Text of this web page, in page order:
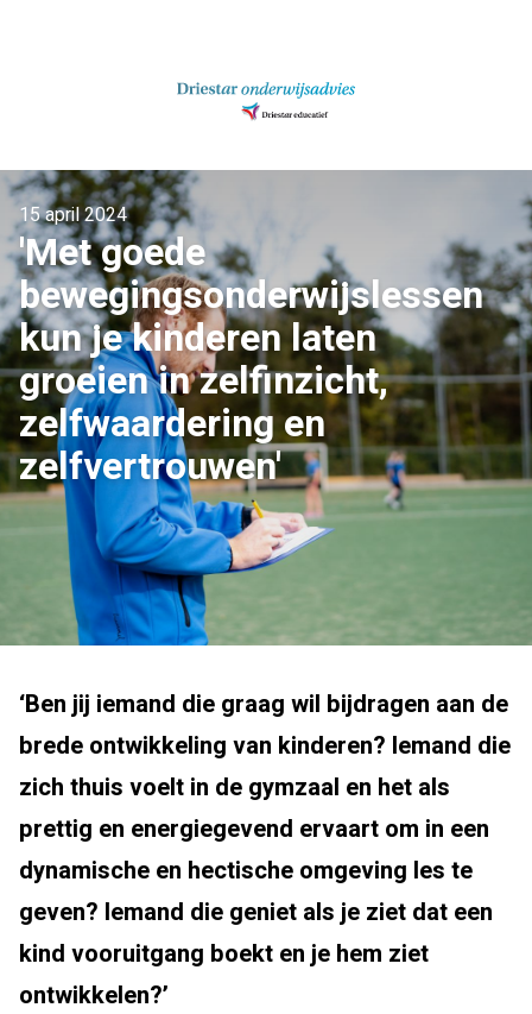
15 april 2024
'Met goede
bewegingsonderwijslessen
kun je kinderen laten
groeien in zelfinzicht,
zelfwaardering en
zelfvertrouwen'
‘Ben jij iemand die graag wil bijdragen aan de
brede ontwikkeling van kinderen? Iemand die
zich thuis voelt in de gymzaal en het als
prettig en energiegevend ervaart om in een
dynamische en hectische omgeving les te
geven? Iemand die geniet als je ziet dat een
kind vooruitgang boekt en je hem ziet
ontwikkelen?’